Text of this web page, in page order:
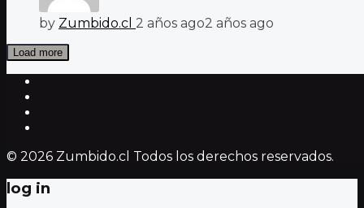
by Zumbido.cl 2 años ago2 años ago
Load more
© 2026 Zumbido.cl Todos los derechos reservados.
log in